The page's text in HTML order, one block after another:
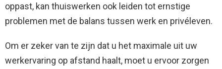
oppast, kan thuiswerken ook leiden tot ernstige
problemen met de balans tussen werk en privéleven.
Om er zeker van te zijn dat u het maximale uit uw
werkervaring op afstand haalt, moet u ervoor zorgen